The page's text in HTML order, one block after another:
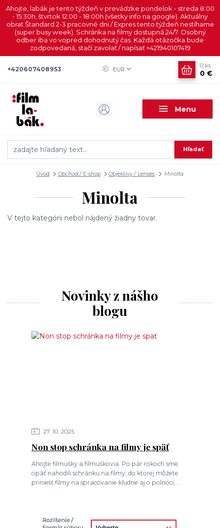
Ahojte, labák je tento týždeň v prevádzke pondelok - streda 8:00
- 15:30h, štvrtok 12:00 - 18:00h (všetky info na google). Aktuálny
obrat Štandard 2-3 pracovné dni / Expres tento týždeň nestíhame
(super busy week). Schránka na filmy dostupná 24/7. Osobný
odber iba vo vopred dohodnutý čas. Každá otázočka bude
zodpovedaná, stačí zavolať / napísať +421940107419
Menu
EUR
Hľadať
+420607408953
0 ks
0 €
Úvod Obchod / E-shop Objektívy / Lenses Minolta
Minolta
V tejto kategórii nebol nájdený žiadny tovar.
Novinky z nášho
blogu
27 10 2025
Non stop schránka na filmy je späť
Ahojte filmušky a filmuškovia. Po pár rokoch sme
opäť nahodili schránku na filmy, do ktorej môžete
priniesť filmy na spracovanie kľudne aj o polnoci, ...